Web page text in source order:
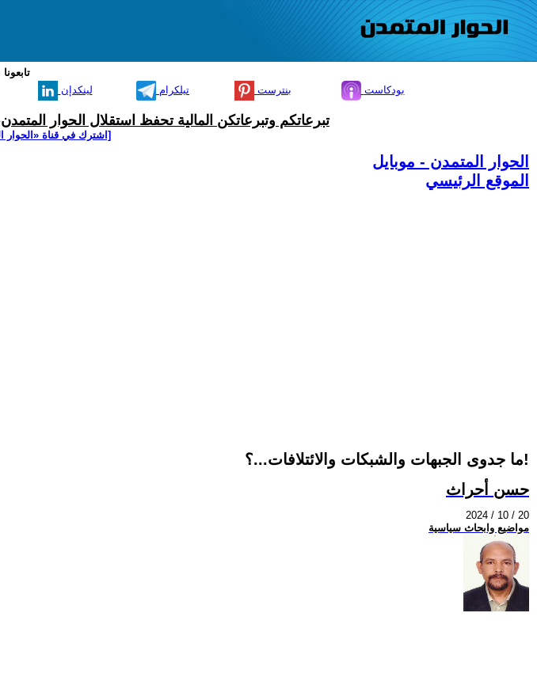
لينكدإن تيلكرام بنترست بودكاست
تبرعاتكم وتبرعاتكن المالية تحفظ استقلال الحوار
[اشترك في قناة ‫«الحوار
الحوار المتمدن - موبايل
الموقع الرئيسي
ما جدوى الجبهات والشبكات والائتلافات...؟!
حسن أحراث
2024 / 10 / 20
مواضيع وابحاث سياسية